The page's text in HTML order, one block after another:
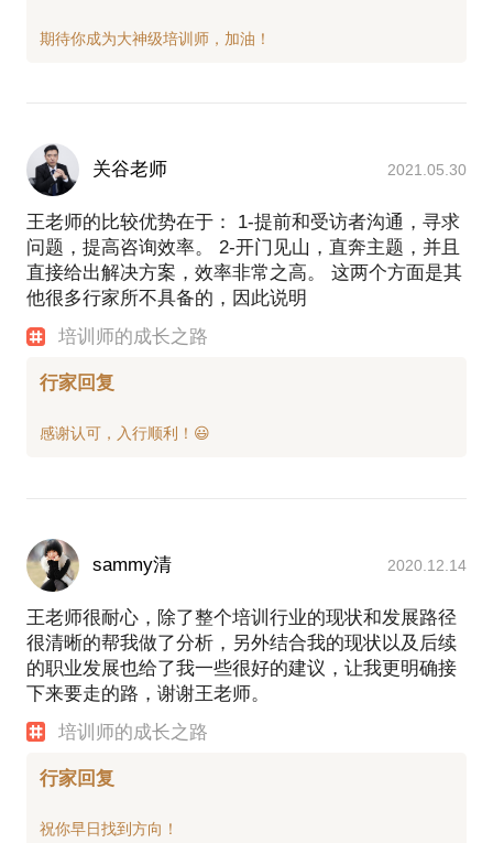
关谷老师 2021.05.30
王老师的比较优势在于： 1-提前和受访者沟通，寻求
问题，提高咨询效率。 2-开门见山，直奔主题，并且
直接给出解决方案，效率非常之高。 这两个方面是其
他很多行家所不具备的，因此说明
培训师的成长之路
行家回复
sammy清 2020.12.14
王老师很耐心，除了整个培训行业的现状和发展路径
很清晰的帮我做了分析，另外结合我的现状以及后续
的职业发展也给了我一些很好的建议，让我更明确接
下来要走的路，谢谢王老师。
培训师的成长之路
行家回复